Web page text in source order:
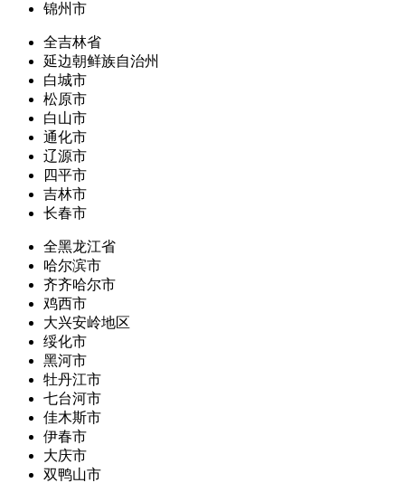
锦州市
全吉林省
延边朝鲜族自治州
白城市
松原市
白山市
通化市
辽源市
四平市
吉林市
长春市
全黑龙江省
哈尔滨市
齐齐哈尔市
鸡西市
大兴安岭地区
绥化市
黑河市
牡丹江市
七台河市
佳木斯市
伊春市
大庆市
双鸭山市